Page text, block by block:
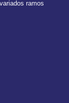
ramos